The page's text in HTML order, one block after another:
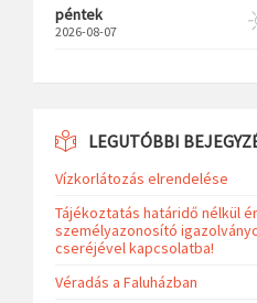
péntek
2026-08-07
LEGUTÓBBI
Vízkorlátozás elrendelése
Tájékoztatás határidő nélkül
személyazonosító
cseréjével kapcsolatba!
Véradás a Faluházban